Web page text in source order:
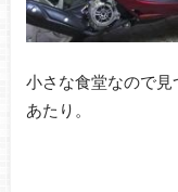
小さな食堂なので
あたり。